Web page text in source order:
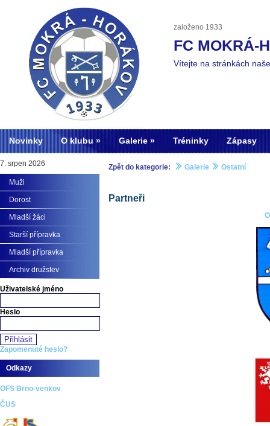
založeno 1933
FC MOKRÁ-
Vítejte na stránkách
Novinky O klubu Galerie Tréninky Zápasy
Zpět do kategorie: Galerie Ostatní
Partneři
7. srpen 2026
Muži
Dorost
Mladší žáci
Starší přípravka
Mladší přípravka
Archiv družstev
Uživatelské jméno
Heslo
Zapomenuté heslo?
Odkazy
OFS Brno-venkov
ČUS